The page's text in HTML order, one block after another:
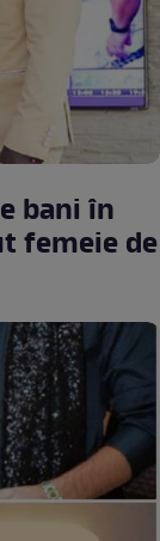
bani în
femeie de